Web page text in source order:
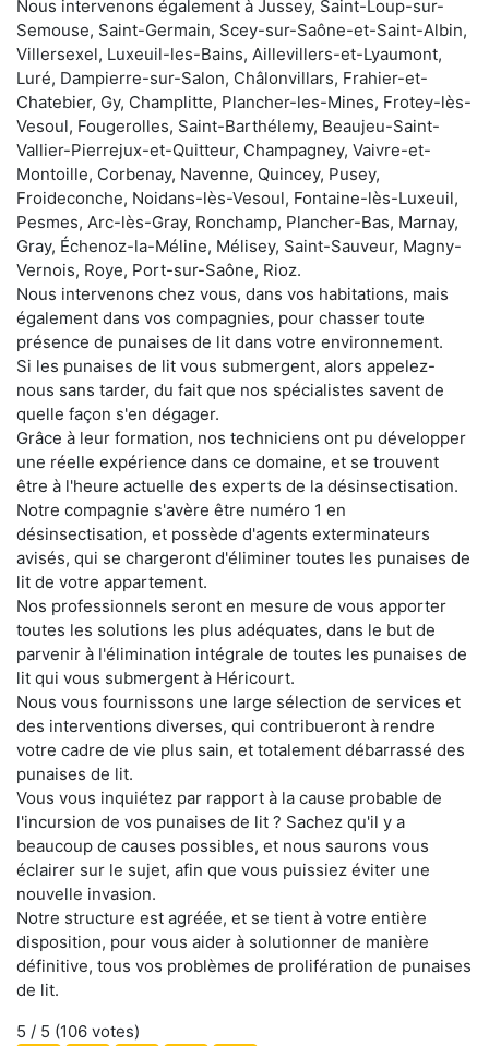
Nous intervenons également à Jussey, Saint-Loup-sur-
Semouse, Saint-Germain, Scey-sur-Saône-et-Saint-Albin,
Villersexel, Luxeuil-les-Bains, Aillevillers-et-Lyaumont,
Luré, Dampierre-sur-Salon, Châlonvillars, Frahier-et-
Chatebier, Gy, Champlitte, Plancher-les-Mines, Frotey-lès-
Vesoul, Fougerolles, Saint-Barthélemy, Beaujeu-Saint-
Vallier-Pierrejux-et-Quitteur, Champagney, Vaivre-et-
Montoille, Corbenay, Navenne, Quincey, Pusey,
Froideconche, Noidans-lès-Vesoul, Fontaine-lès-Luxeuil,
Pesmes, Arc-lès-Gray, Ronchamp, Plancher-Bas, Marnay,
Gray, Échenoz-la-Méline, Mélisey, Saint-Sauveur, Magny-
Vernois, Roye, Port-sur-Saône, Rioz.
Nous intervenons chez vous, dans vos habitations, mais
également dans vos compagnies, pour chasser toute
présence de punaises de lit dans votre environnement.
Si les punaises de lit vous submergent, alors appelez-
nous sans tarder, du fait que nos spécialistes savent de
quelle façon s'en dégager.
Grâce à leur formation, nos techniciens ont pu développer
une réelle expérience dans ce domaine, et se trouvent
être à l'heure actuelle des experts de la désinsectisation.
Notre compagnie s'avère être numéro 1 en
désinsectisation, et possède d'agents exterminateurs
avisés, qui se chargeront d'éliminer toutes les punaises de
lit de votre appartement.
Nos professionnels seront en mesure de vous apporter
toutes les solutions les plus adéquates, dans le but de
parvenir à l'élimination intégrale de toutes les punaises de
lit qui vous submergent à Héricourt.
Nous vous fournissons une large sélection de services et
des interventions diverses, qui contribueront à rendre
votre cadre de vie plus sain, et totalement débarrassé des
punaises de lit.
Vous vous inquiétez par rapport à la cause probable de
l'incursion de vos punaises de lit ? Sachez qu'il y a
beaucoup de causes possibles, et nous saurons vous
éclairer sur le sujet, afin que vous puissiez éviter une
nouvelle invasion.
Notre structure est agréée, et se tient à votre entière
disposition, pour vous aider à solutionner de manière
définitive, tous vos problèmes de prolifération de punaises
de lit.
5 / 5 (106 votes)